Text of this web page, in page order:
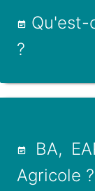
Qu'est-
?
BA,
Agricole ?